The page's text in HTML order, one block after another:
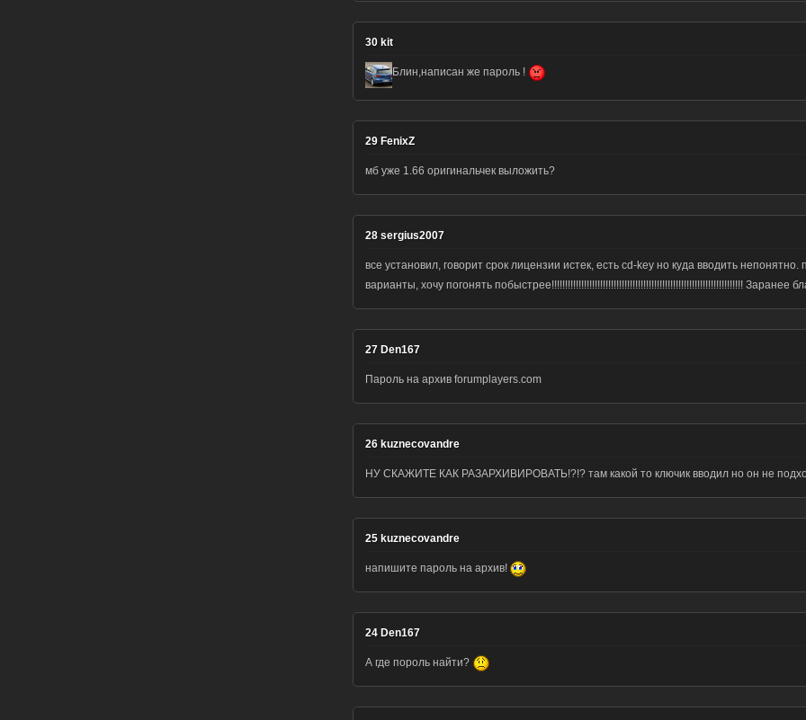
30 kit
Блин,написан же пароль !
29 FenixZ
мб уже 1.66 оригинальчек выложить?
28 sergius2007
все установил, говорит срок лицензии истек, есть cd-key но куда вводить
варианты, хочу погонять побыстрее!!!!!!!!!!!!!!!!!!!!!!!!!!!!!!!!!!!!!!!!!!!!!!!!!!!!!!!!!!!!!!!!!!!!!!! Заранее
27 Den167
Пароль на архив forumplayers.com
26 kuznecovandre
НУ СКАЖИТЕ КАК РАЗАРХИВИРОВАТЬ!?!? там какой то ключик вводил но он не
25 kuznecovandre
напишите пароль на архив!
24 Den167
А где пороль найти?